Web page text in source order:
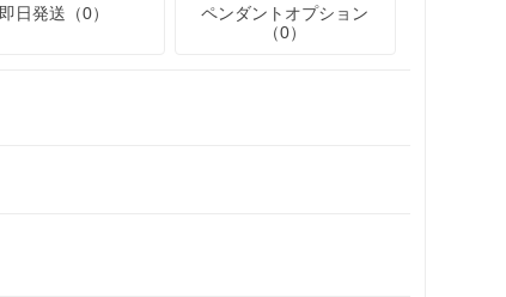
即日発送（0）
ペンダントオプション
（0）